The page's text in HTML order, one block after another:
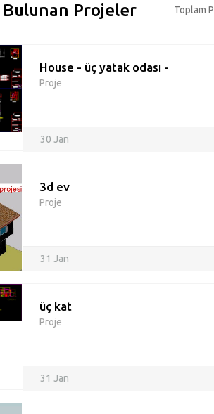
Projeler Toplam
House - üç yatak odası -
Proje
30 Jan
3d ev
Proje
31 Jan
üç kat
Proje
31 Jan